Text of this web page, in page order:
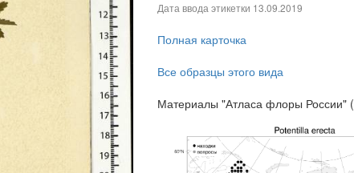
Дата ввода этикетки 13.09.2019
Полная карточка
Все образцы этого вида
Материалы "Атласа флоры России" (